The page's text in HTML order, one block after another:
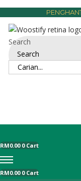
Search
Search
RM0.00 0 Cart
RM0.00 0 Cart